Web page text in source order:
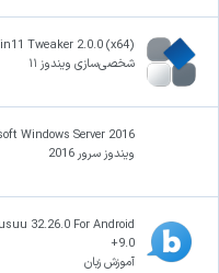
Tweaker 2.0.0 (x64)
شخصی‌سازی ویندوز ۱۱
Windows Server 2016
ویندوز سرور 2016
32.26.0 For Android
+9.0
آموزش زبان